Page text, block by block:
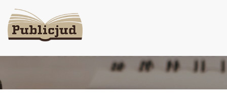
Visualizar Edital